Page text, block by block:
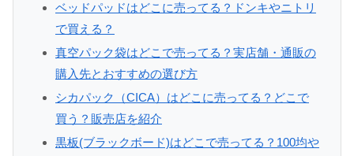
ベッドパッドはどこに売ってる？ドンキやニトリ
で買える？
真空パック袋はどこで売ってる？実店舗・通販の
購入先とおすすめの選び方
シカパック（CICA）はどこに売ってる？どこで
買う？販売店を紹介
黒板(ブラックボード)はどこで売ってる？100均や